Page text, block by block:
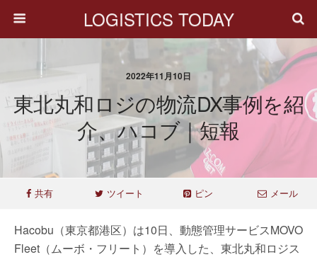
LOGISTICS TODAY
2022年11月10日
東北丸和ロジの物流DX事例を紹
介、ハコブ｜短報
共有 ツイート ピン メール
Hacobu（東京都港区）は10日、動態管理サービスMOVO
Fleet（ムーボ・フリート）を導入した、東北丸和ロジス